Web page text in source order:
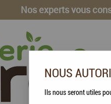
Nos experts vous
NOUS
Ils nous seront utiles